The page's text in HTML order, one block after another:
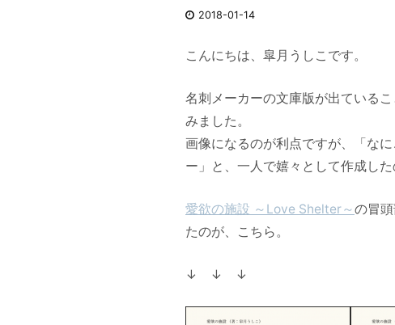
2018-01-14
こんにちは、皐月うしこです。
名刺メーカーの文庫版が出ている
みました。
画像になるのが利点ですが、「な
ー」と、一人で嬉々として作成し
愛欲の施設 ～Love Shelter～の冒
たのが、こちら。
↓ ↓ ↓